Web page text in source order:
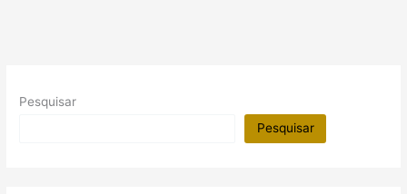
um
Pesquisar
Pesquisar